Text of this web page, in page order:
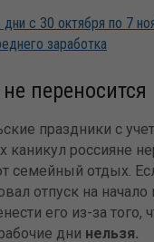
с 30 октября по 7
заработка
переносится
праздники с
каникул россияне
семейный отдых.
отпуск на начало
его из-за того,
дни нельзя.